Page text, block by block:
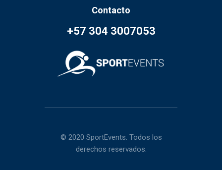
Contacto
+57 304 3007053
© 2020 SportEvents. Todos los
derechos reservados.